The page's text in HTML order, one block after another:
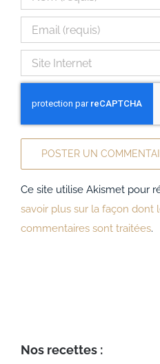
Ce site utilise Akismet pour
savoir plus sur la façon dont
commentaires sont traitées.
Nos recettes :